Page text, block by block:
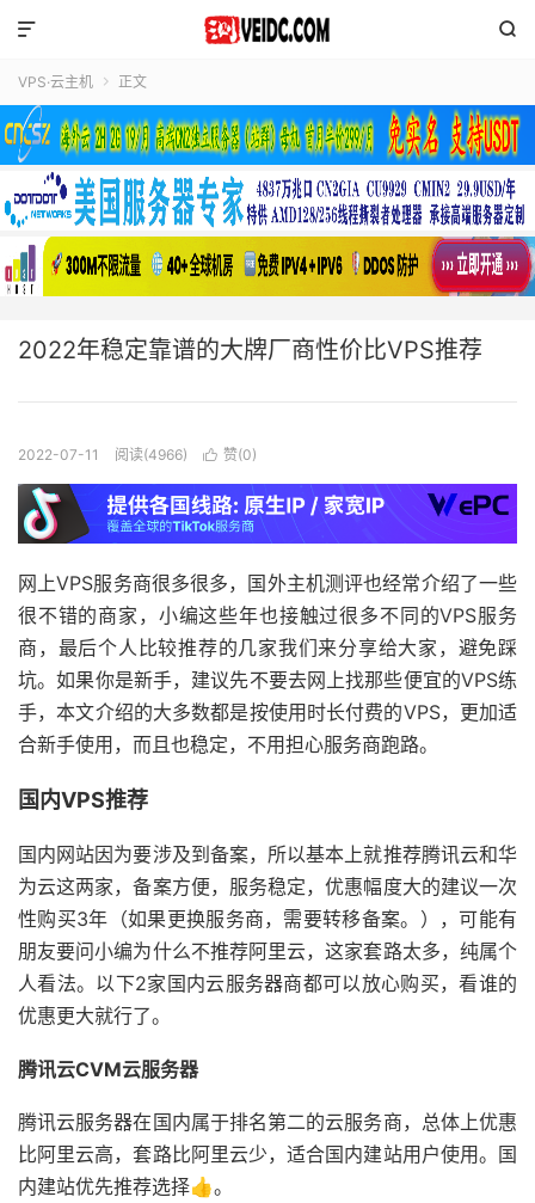


VPS·云主机  正文
2022年稳定靠谱的大牌厂商性价比VPS推荐
2022-07-11 阅读(4966)  赞(0)
网上VPS服务商很多很多，国外主机测评也经常介绍了一些
很不错的商家，小编这些年也接触过很多不同的VPS服务
商，最后个人比较推荐的几家我们来分享给大家，避免踩
坑。如果你是新手，建议先不要去网上找那些便宜的VPS练
手，本文介绍的大多数都是按使用时长付费的VPS，更加适
合新手使用，而且也稳定，不用担心服务商跑路。
国内VPS推荐
国内网站因为要涉及到备案，所以基本上就推荐腾讯云和华
为云这两家，备案方便，服务稳定，优惠幅度大的建议一次
性购买3年（如果更换服务商，需要转移备案。），可能有
朋友要问小编为什么不推荐阿里云，这家套路太多，纯属个
人看法。以下2家国内云服务器商都可以放心购买，看谁的
优惠更大就行了。
腾讯云CVM云服务器
腾讯云服务器在国内属于排名第二的云服务商，总体上优惠
比阿里云高，套路比阿里云少，适合国内建站用户使用。国
内建站优先推荐选择👍。